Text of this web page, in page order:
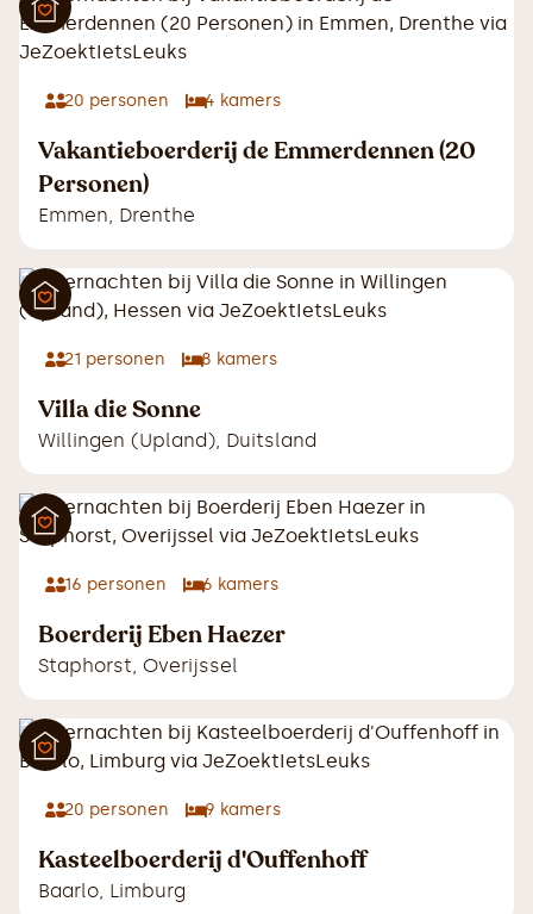
20 personen 4 kamers
Vakantieboerderij de Emmerdennen (20
Personen)
Emmen, Drenthe
21 personen 8 kamers
Villa die Sonne
Willingen (Upland), Duitsland
16 personen 6 kamers
Boerderij Eben Haezer
Staphorst, Overijssel
20 personen 9 kamers
Kasteelboerderij d'Ouffenhoff
Baarlo, Limburg